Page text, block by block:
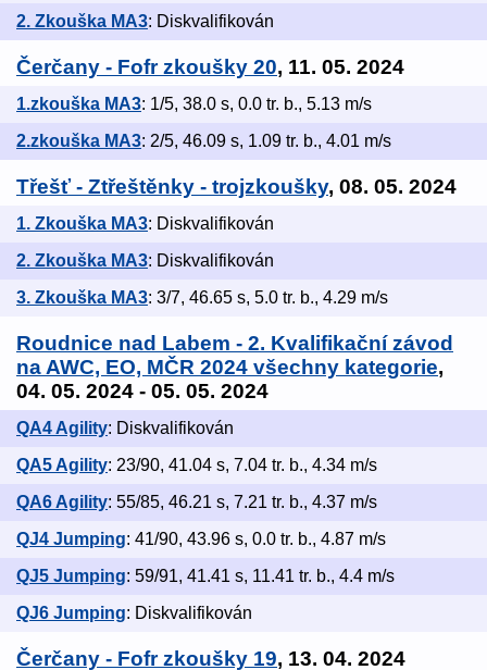
2. Zkouška MA3: Diskvalifikován
Čerčany - Fofr zkoušky 20, 11. 05. 2024
1.zkouška MA3: 1/5, 38.0 s, 0.0 tr. b., 5.13 m/s
2.zkouška MA3: 2/5, 46.09 s, 1.09 tr. b., 4.01 m/s
Třešť - Ztřeštěnky - trojzkoušky, 08. 05. 2024
1. Zkouška MA3: Diskvalifikován
2. Zkouška MA3: Diskvalifikován
3. Zkouška MA3: 3/7, 46.65 s, 5.0 tr. b., 4.29 m/s
Roudnice nad Labem - 2. Kvalifikační závod
na AWC, EO, MČR 2024 všechny kategorie,
04. 05. 2024 - 05. 05. 2024
QA4 Agility: Diskvalifikován
QA5 Agility: 23/90, 41.04 s, 7.04 tr. b., 4.34 m/s
QA6 Agility: 55/85, 46.21 s, 7.21 tr. b., 4.37 m/s
QJ4 Jumping: 41/90, 43.96 s, 0.0 tr. b., 4.87 m/s
QJ5 Jumping: 59/91, 41.41 s, 11.41 tr. b., 4.4 m/s
QJ6 Jumping: Diskvalifikován
Čerčany - Fofr zkoušky 19, 13. 04. 2024